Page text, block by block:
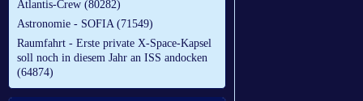
Atlantis-Crew (80282)
Astronomie - SOFIA (71549)
Raumfahrt - Erste private X-Space-Kapsel
soll noch in diesem Jahr an ISS andocken
(64874)